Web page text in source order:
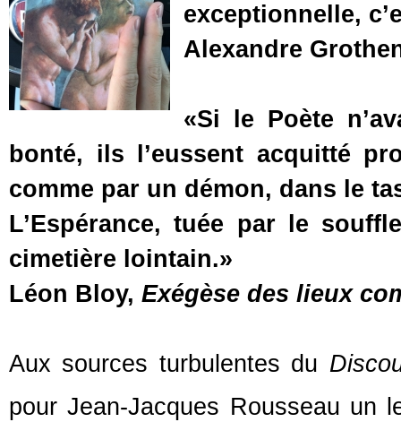
exceptionnelle,
Alexandre
«Si le Poète
bonté, ils l’eussent acquitté
comme par un démon, dans le
L’Espérance, tuée par le
cimetière lointain.»
Léon Bloy, Exégèse des lieux
Aux sources turbulentes du
pour Jean-Jacques Rousseau un